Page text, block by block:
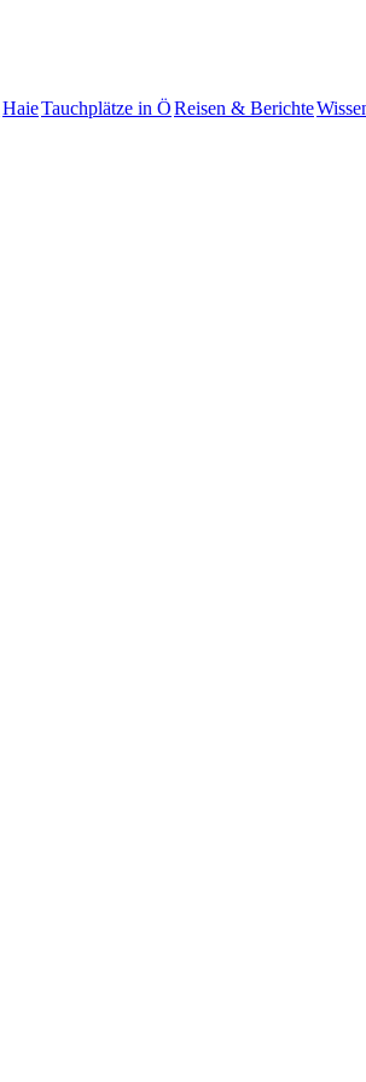
HaieTauchplätze in ÖReisen & Berichte